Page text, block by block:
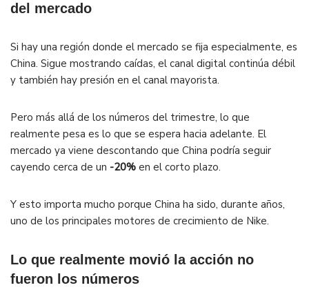
del mercado
Si hay una región donde el mercado se fija especialmente, es
China. Sigue mostrando caídas, el canal digital continúa débil
y también hay presión en el canal mayorista.
Pero más allá de los números del trimestre, lo que
realmente pesa es lo que se espera hacia adelante. El
mercado ya viene descontando que China podría seguir
cayendo cerca de un -20% en el corto plazo.
Y esto importa mucho porque China ha sido, durante años,
uno de los principales motores de crecimiento de Nike.
Lo que realmente movió la acción no
fueron los números